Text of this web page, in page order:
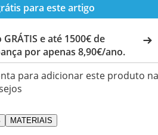
para este artigo
GRÁTIS e até 1500€ de
por apenas 8,90€/ano.
para adicionar este produto na
MATERIAIS